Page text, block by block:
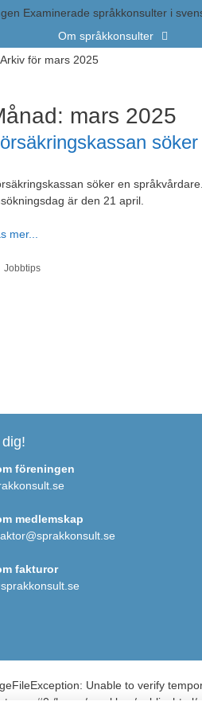
Om språkkonsulter
Arkiv för mars 2025
mars 2025
söker en
är den 21 april.
mer...
Kategorier
Jobbtips
föreningen
medlemskap
fakturor
Unable to verify
trace: #0 /home/sprakkon/